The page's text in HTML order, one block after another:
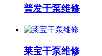
普发干泵维修
莱宝干泵维修